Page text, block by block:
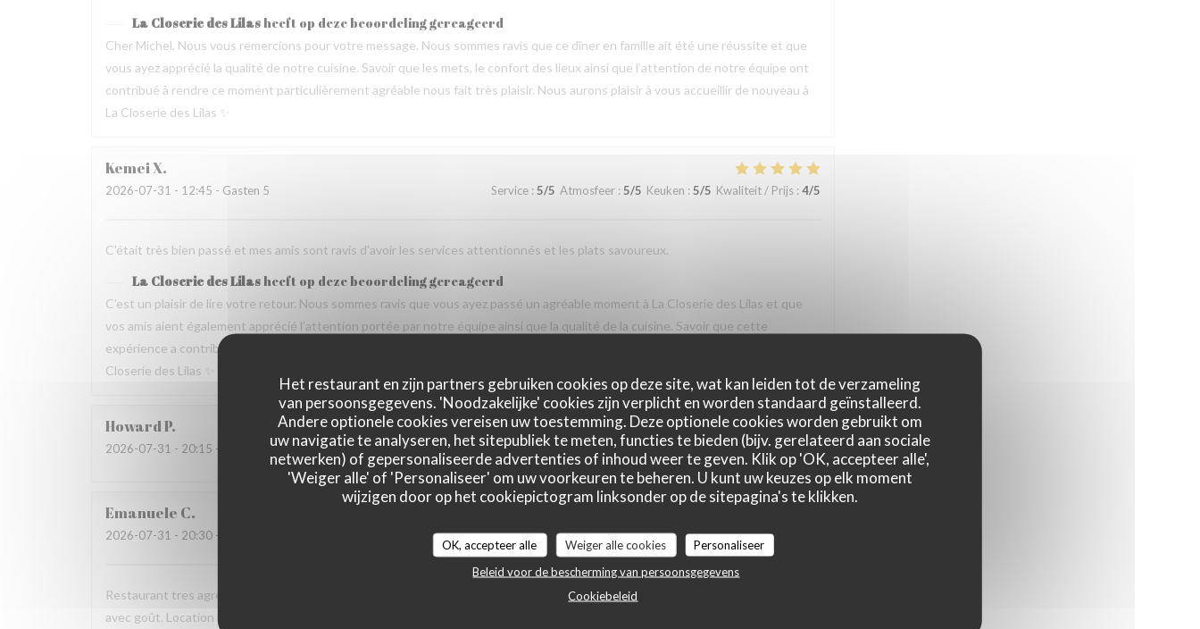
Het restaurant en zijn partners gebruiken cookies op deze site, wat kan leiden tot de verzameling
van persoonsgegevens. 'Noodzakelijke' cookies zijn verplicht en worden standaard geïnstalleerd.
Andere optionele cookies vereisen uw toestemming. Deze optionele cookies worden gebruikt om
uw navigatie te analyseren, het sitepubliek te meten, functies te bieden (bijv. gerelateerd aan sociale
netwerken) of gepersonaliseerde advertenties of inhoud weer te geven. Klik op 'OK, accepteer alle',
'Weiger alle' of 'Personaliseer' om uw voorkeuren te beheren. U kunt uw keuzes op elk moment
wijzigen door op het cookiepictogram linksonder op de sitepagina's te klikken.
OK, accepteer alle Weiger alle cookies
Personaliseer
Beleid voor de bescherming van persoonsgegevens
Cookiebeleid
La Closerie des Lilasheeft op deze beoordeling gereageerd
Cher Michel, Nous vous remercions pour votre message. Nous sommes ravis que ce dîner en famille ait été une réussite et que
vous ayez apprécié la qualité de notre cuisine. Savoir que les mets, le confort des lieux ainsi que l’attention de notre équipe ont
contribué à rendre ce moment particulièrement agréable nous fait très plaisir. Nous aurons plaisir à vous accueillir de nouveau à
La Closerie des Lilas ✨
KemeiX
2026-07-31 - 12:45 - Gasten 5 Service: 5/5 Atmosfeer: 5/5 Keuken : 5/5 Kwaliteit / Prijs: 4/5
C'était très bien passé et mes amis sont ravis d'avoir les services attentionnés et les plats savoureux.
La Closerie des Lilasheeft op deze beoordeling gereageerd
C’est un plaisir de lire votre retour. Nous sommes ravis que vous ayez passé un agréable moment à La Closerie des Lilas et que
vos amis aient également apprécié l’attention portée par notre équipe ainsi que la qualité de la cuisine. Savoir que cette
expérience a contribué à la réussite de votre repas nous fait très plaisir. Nous serons heureux de vous accueillir de nouveau à La
Closerie des Lilas ✨
HowardP
2026-07-31 - 20:15 - Gasten 4 Service:5/5 Atmosfeer: 5/5 Keuken: 5/5 Kwaliteit / Prijs:4/5
Emanuele C
2026-07-31 - 20:30 - Gasten 2 Service:5/5 Atmosfeer:5/5 Keuken :5/5 Kwaliteit / Prijs
Restaurant tres agreable, personnel avec expertise, tres gentil et amable avec esprit! Cuisine simple et raffiné au même temps,
avec goût. Location charmante, pour un experience que merece de retourner plusieur fois. Je retournerai